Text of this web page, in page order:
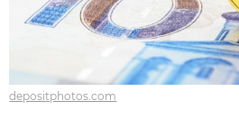
depositphotos.com